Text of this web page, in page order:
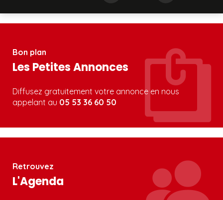
Bon plan
Les Petites Annonces
Diffusez gratuitement votre annonce en nous
appelant au 05 53 36 60 50
Retrouvez
L'Agenda